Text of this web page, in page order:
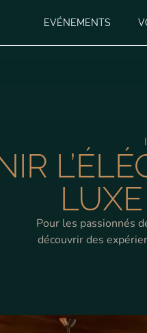
EVÉNEMENTS
Pour les passionnés
découvrir des